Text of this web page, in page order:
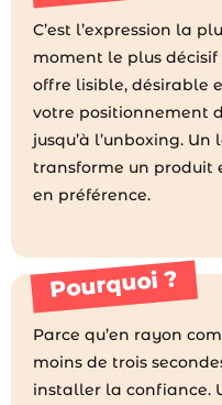
C’est l’expression la
moment le plus
offre lisible, désirable
votre positionnement
jusqu’à l’unboxing.
transforme un produit
en préférence.
Pourquoi ?
Parce qu’en rayon
moins de trois
installer la confiance.